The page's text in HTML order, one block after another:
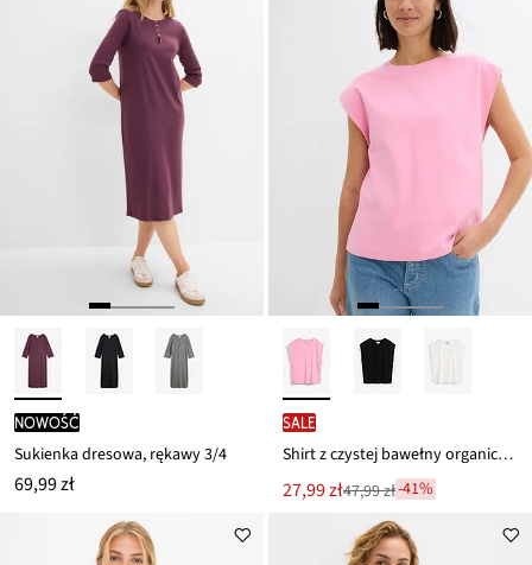
nowość
Sukienka dresowa, rękawy 3/4
69,99 zł
SALE
Shirt z czystej bawełny organicznej
Nowa
cena
27,99 zł
Przeceniono
47,99 zł-41%